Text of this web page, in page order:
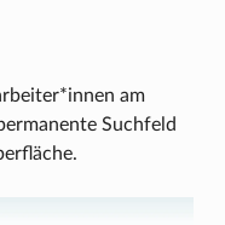
am
Suchfeld